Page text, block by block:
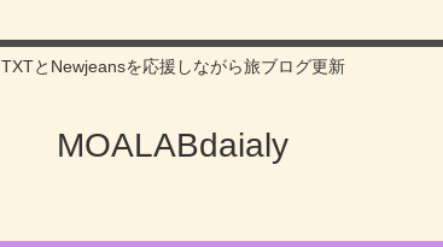
TXTとNewjeansを応援しながら旅ブログ更新
MOALABdaialy